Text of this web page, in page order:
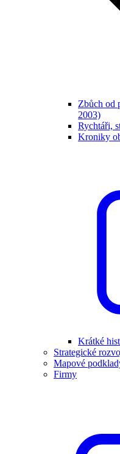
Zbůch od
2003)
Rychtáři,
Kroniky
Krátké
Strategické
Mapové
Firmy